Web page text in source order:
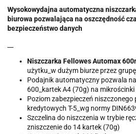
Wysokowydajna automatyczna
biurowa pozwalająca na oszczędność
bezpieczeństwo danych
Niszczarka Fellowes Automax
użytku_w dużym biurze przez
Podajnik automatyczny pozwala
600_kartek A4 (70g) na mikrościnki
Poziom zabezpieczeń niszczonego
kredytowych T-5_wg normy
Szczelina do niszczenia w trybie
zniszczenie do 14 kartek (70g)